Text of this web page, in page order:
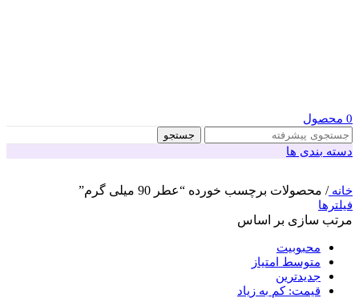
0 محصول
جستجو
دسته بندی ها
خانه/ محصولات برچسب خورده “عطر 90 میلی گرم”
فیلترها
مرتب سازی بر اساس
محبوبیت
متوسط امتیاز
جدیدترین
قیمت: کم به زیاد